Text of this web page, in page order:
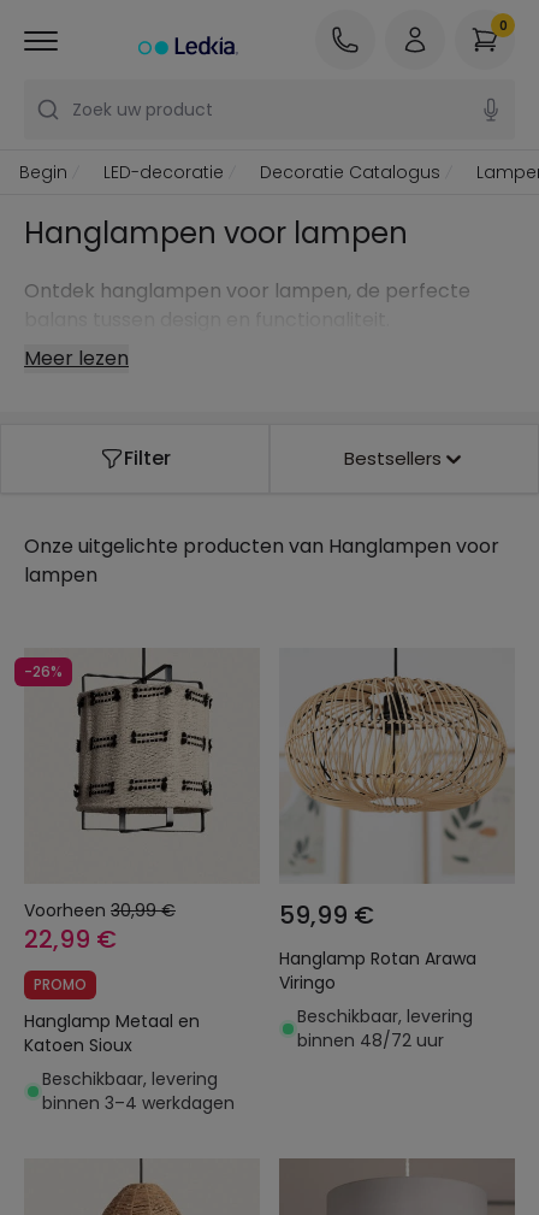
Zoek uw product
0
Begin LED-decoratie Decoratie Catalogus
Hanglampen voor lampen
Ontdek hanglampen voor lampen, de perfecte
Meer lezen
Filter Bestsellers
Onze uitgelichte producten van Hanglampen voor
lampen
-26%
Voorheen 30,99 €
22,99 €
PROMO
Hanglamp Metaal en
Katoen Sioux
Beschikbaar, levering
binnen 3–4 werkdagen
59,99 €
Hanglamp Rotan Arawa
Viringo
Beschikbaar, levering
binnen 48/72 uur